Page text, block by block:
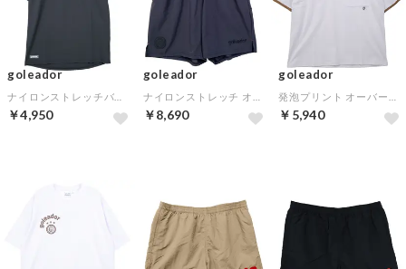
goleador
￥4,950
goleador
￥8,690
goleador
￥5,940